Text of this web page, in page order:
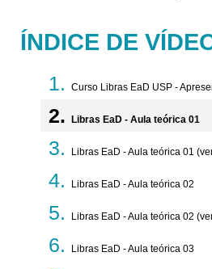
ÍNDICE DE
Curso Libras EaD USP -
Libras EaD - Aula teórica 01
Libras EaD - Aula teórica 01
Libras EaD - Aula teórica 02
Libras EaD - Aula teórica 02
Libras EaD - Aula teórica 03